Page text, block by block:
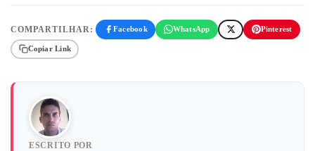
COMPARTILHAR: Facebook WhatsApp Pinterest
Copiar Link
ESCRITO POR